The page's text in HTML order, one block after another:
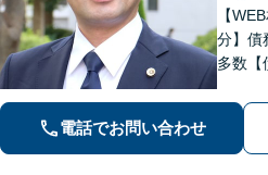
【
分】債
多数【
談く
休日
利用可
電話でお問い合わせ